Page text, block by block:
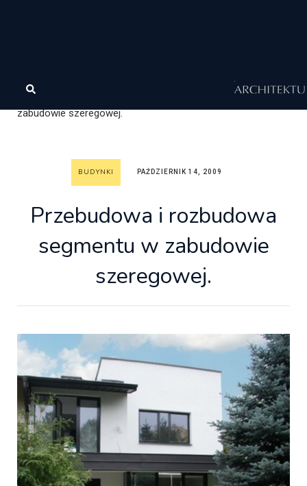
Wasze realizacje
Budynki
Przebudowa i rozbudowa segmentu w
zabudowie szeregowej.
BUDYNKI PAŹDZIERNIK 14, 2009
Przebudowa i rozbudowa
segmentu w zabudowie
szeregowej.